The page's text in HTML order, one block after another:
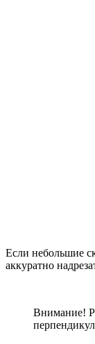
Если небольшие
аккуратно
Внимание!